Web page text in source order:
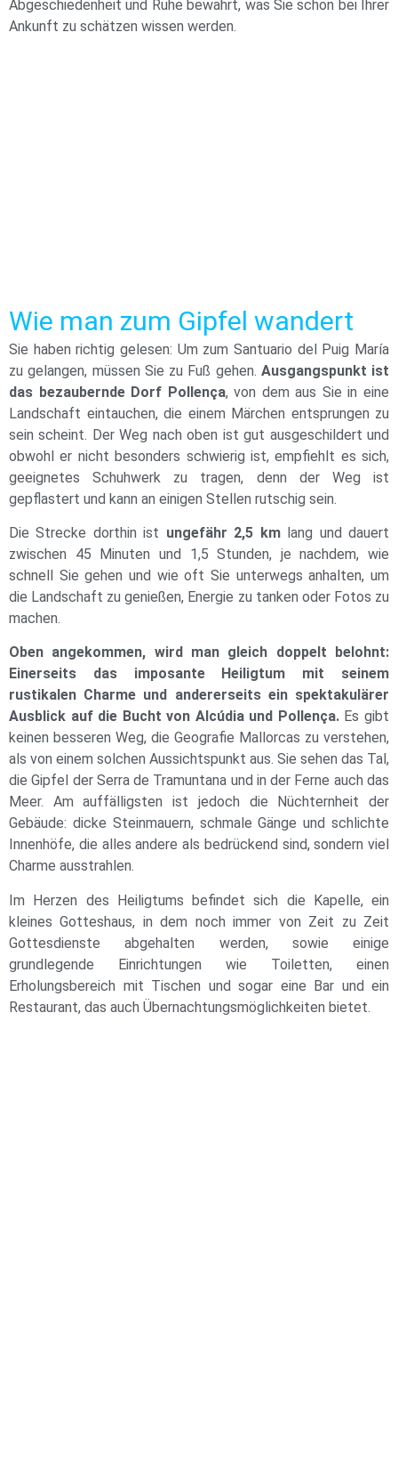
Abgeschiedenheit und Ruhe bewahrt, was Sie schon bei Ihrer
Ankunft zu schätzen wissen werden.
Wie man zum Gipfel wandert
Sie haben richtig gelesen: Um zum Santuario del Puig María
zu gelangen, müssen Sie zu Fuß gehen. Ausgangspunkt ist
das bezaubernde Dorf Pollença, von dem aus Sie in eine
Landschaft eintauchen, die einem Märchen entsprungen zu
sein scheint. Der Weg nach oben ist gut ausgeschildert und
obwohl er nicht besonders schwierig ist, empfiehlt es sich,
geeignetes Schuhwerk zu tragen, denn der Weg ist
gepflastert und kann an einigen Stellen rutschig sein.
Die Strecke dorthin ist ungefähr 2,5 km lang und dauert
zwischen 45 Minuten und 1,5 Stunden, je nachdem, wie
schnell Sie gehen und wie oft Sie unterwegs anhalten, um
die Landschaft zu genießen, Energie zu tanken oder Fotos zu
machen.
Oben angekommen, wird man gleich doppelt belohnt:
Einerseits das imposante Heiligtum mit seinem
rustikalen Charme und andererseits ein spektakulärer
Ausblick auf die Bucht von Alcúdia und Pollença.Es gibt
keinen besseren Weg, die Geografie Mallorcas zu verstehen,
als von einem solchen Aussichtspunkt aus. Sie sehen das Tal,
die Gipfel der Serra de Tramuntana und in der Ferne auch das
Meer. Am auffälligsten ist jedoch die Nüchternheit der
Gebäude: dicke Steinmauern, schmale Gänge und schlichte
Innenhöfe, die alles andere als bedrückend sind, sondern viel
Charme ausstrahlen.
Im Herzen des Heiligtums befindet sich die Kapelle, ein
kleines Gotteshaus, in dem noch immer von Zeit zu Zeit
Gottesdienste abgehalten werden, sowie einige
grundlegende Einrichtungen wie Toiletten, einen
Erholungsbereich mit Tischen und sogar eine Bar und ein
Restaurant, das auch Übernachtungsmöglichkeiten bietet.